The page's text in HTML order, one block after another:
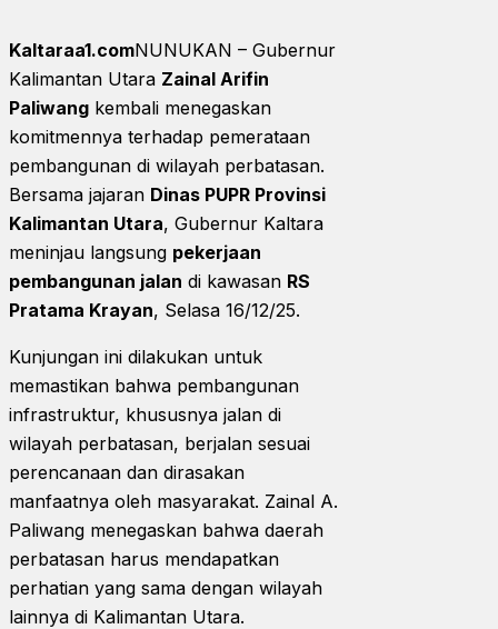
Kaltaraa1.comNUNUKAN – Gubernur
Kalimantan Utara Zainal Arifin
Paliwang kembali menegaskan
komitmennya terhadap pemerataan
pembangunan di wilayah perbatasan.
Bersama jajaran Dinas PUPR Provinsi
Kalimantan Utara, Gubernur Kaltara
meninjau langsung pekerjaan
pembangunan jalan di kawasan RS
Pratama Krayan, Selasa 16/12/25.
Kunjungan ini dilakukan untuk
memastikan bahwa pembangunan
infrastruktur, khususnya jalan di
wilayah perbatasan, berjalan sesuai
perencanaan dan dirasakan
manfaatnya oleh masyarakat. Zainal A.
Paliwang menegaskan bahwa daerah
perbatasan harus mendapatkan
perhatian yang sama dengan wilayah
lainnya di Kalimantan Utara.